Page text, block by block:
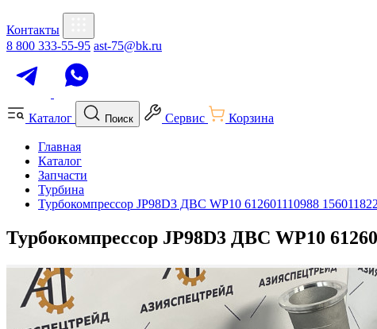
Контакты
8 800 333-55-95 ast-75@bk.ru
Каталог Поиск Сервис Корзина
Главная
Каталог
Запчасти
Турбина
Турбокомпрессор JP98D3 ДВС WP10 612601110988
Турбокомпрессор JP98D3 ДВС WP10